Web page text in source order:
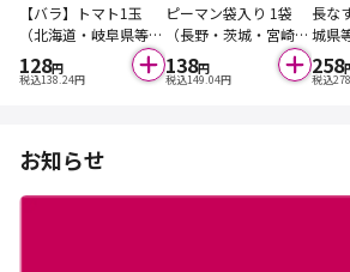
【バラ】トマト1玉
（北海道・岐阜県等の
国内産）
128円
税込138.24円
ピーマン袋入り 1袋
（長野・茨城・宮崎県
等の国内産）
138円
税込149.04円
長な
城県
258
税込
お知らせ